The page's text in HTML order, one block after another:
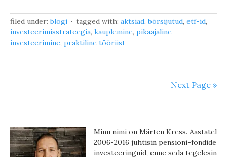
filed under:blogi tagged with: aktsiad,börsijutud, etf-id,
investeerimisstrateegia, kauplemine, pikaajaline
investeerimine, praktiline tööriist
Next Page »
Minu nimi on Märten Kress. Aastatel
2006-2016 juhtisin pensioni-fondide
investeeringuid, enne seda tegelesin